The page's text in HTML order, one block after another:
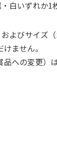
白いずれか1
よびサイズ（
ません。
への変更）